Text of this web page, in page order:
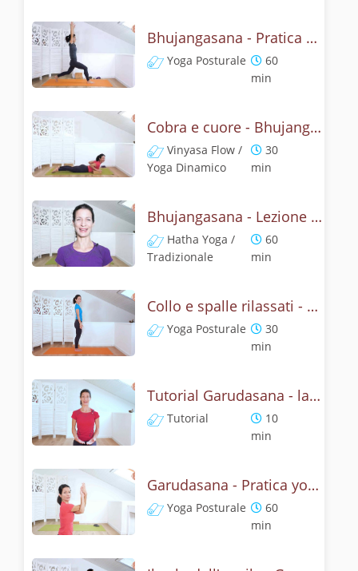
Bhujangasana - Pratica yoga con l'anatomia del cobra
Yoga Posturale
60
min
Cobra e cuore - Bhujangasana flow
Vinyasa Flow /
Yoga Dinamico
30
min
Bhujangasana - Lezione yoga con la storia del cobra
Hatha Yoga /
Tradizionale
60
min
Collo e spalle rilassati - Garudasana Yoga Posturale
Yoga Posturale
30
min
Tutorial Garudasana - la posizone dell'aquila
Tutorial
10
min
Garudasana - Pratica yoga con l'anatomia dell'aquila
Yoga Posturale
60
min